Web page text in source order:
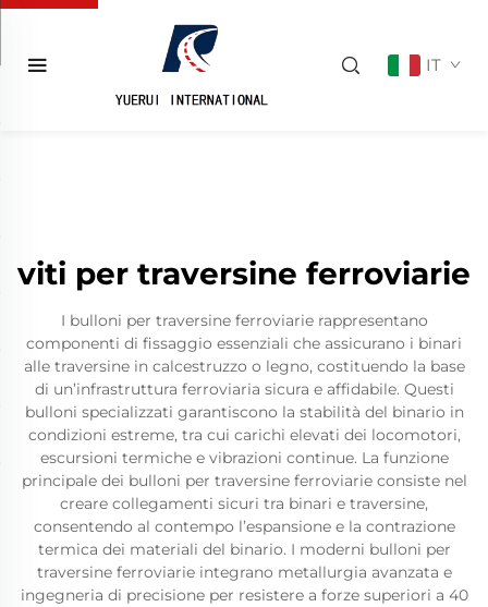
IT
viti per traversine ferroviarie
I bulloni per traversine ferroviarie rappresentano
componenti di fissaggio essenziali che assicurano i binari
alle traversine in calcestruzzo o legno, costituendo la base
di un’infrastruttura ferroviaria sicura e affidabile. Questi
bulloni specializzati garantiscono la stabilità del binario in
condizioni estreme, tra cui carichi elevati dei locomotori,
escursioni termiche e vibrazioni continue. La funzione
principale dei bulloni per traversine ferroviarie consiste nel
creare collegamenti sicuri tra binari e traversine,
consentendo al contempo l’espansione e la contrazione
termica dei materiali del binario. I moderni bulloni per
traversine ferroviarie integrano metallurgia avanzata e
ingegneria di precisione per resistere a forze superiori a 40